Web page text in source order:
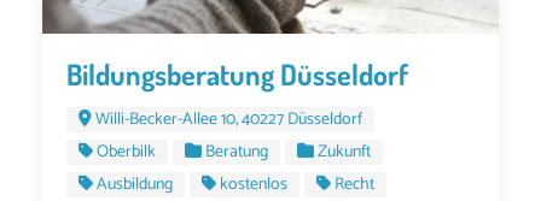
Bildungsberatung Düsseldorf
Willi-Becker-Allee 10, 40227 Düsseldorf
Oberbilk
Beratung
Zukunft
Ausbildung
kostenlos
Recht